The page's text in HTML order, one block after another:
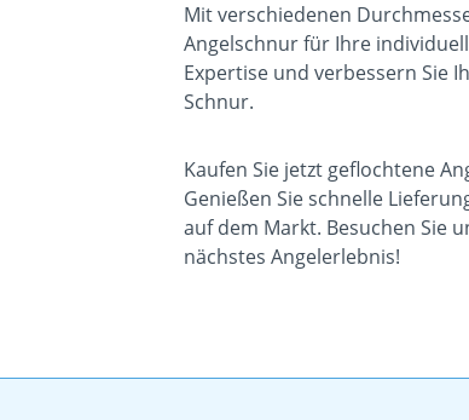
Mit verschiedenen
Angelschnur für Ihre
Expertise und verbessern Sie
Schnur.
Kaufen Sie jetzt geflochtene
Genießen Sie schnelle
auf dem Markt. Besuchen Sie
nächstes Angelerlebnis!